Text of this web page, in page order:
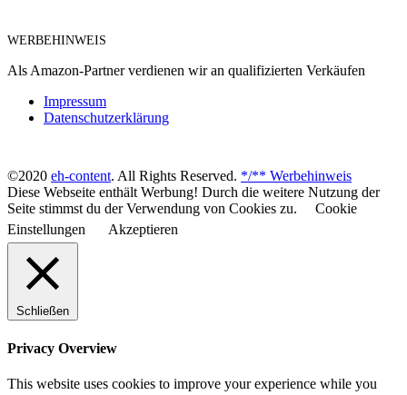
WERBEHINWEIS
Als Amazon-Partner verdienen wir an qualifizierten Verkäufen
Impressum
Datenschutzerklärung
©2020 eh-content. All Rights Reserved. */** Werbehinweis
Diese Webseite enthält Werbung! Durch die weitere Nutzung der
Seite stimmst du der Verwendung von Cookies zu.
Cookie
Einstellungen
Akzeptieren
Schließen
Privacy Overview
This website uses cookies to improve your experience while you